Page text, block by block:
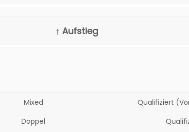
↑ Aufstieg
Mixed
Doppel
Qualifiziert